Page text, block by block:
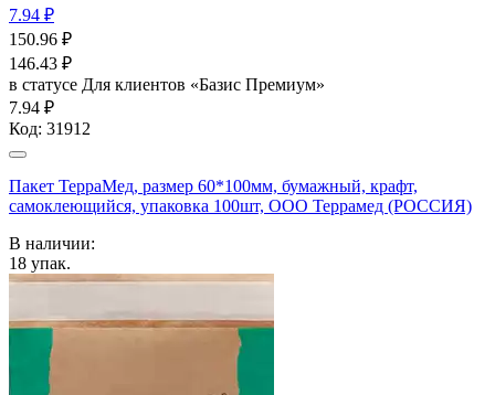
7.94 ₽
150.96 ₽
146.43 ₽
в статусе Для клиентов «Базис Премиум»
7.94 ₽
Код: 31912
Пакет ТерраМед, размер 60*100мм, бумажный, крафт,
самоклеющийся, упаковка 100шт, ООО Террамед (РОССИЯ)
В наличии:
18 упак.